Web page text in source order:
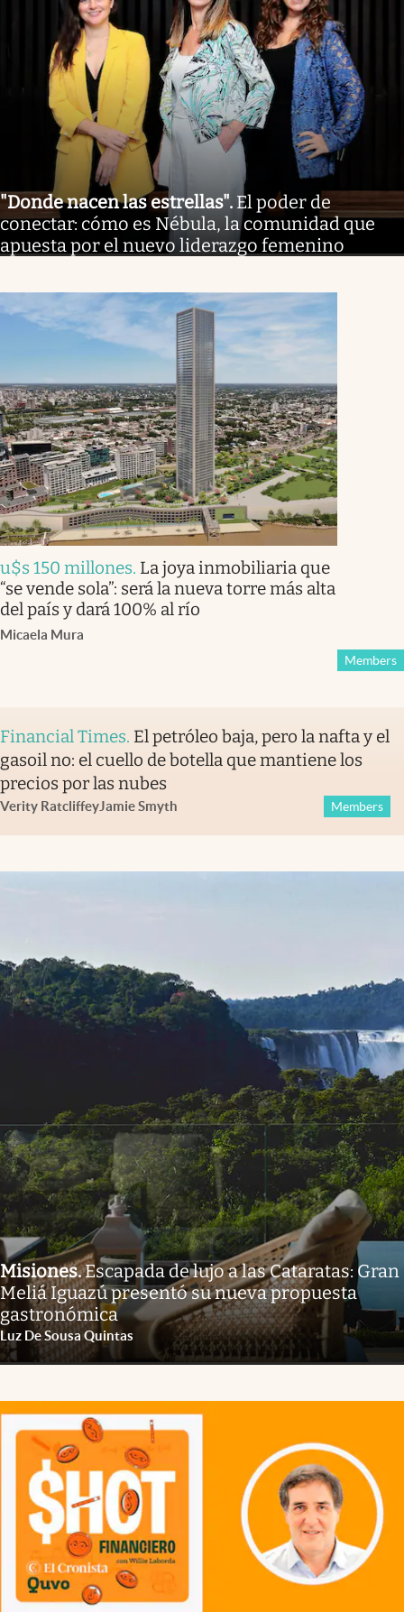
"Donde nacen las estrellas". El poder de
conectar: cómo es Nébula, la comunidad que
apuesta por el nuevo liderazgo femenino
u$s 150 millones. La joya inmobiliaria que
“se vende sola”: será la nueva torre más alta
del país y dará 100% al río
Micaela Mura
Members
Financial Times. El petróleo baja, pero la nafta y el
gasoil no: el cuello de botella que mantiene los
precios por las nubes
Verity RatcliffeyJamie Smyth Members
Misiones.Escapada de lujo a las Cataratas: Gran
Meliá Iguazú presentó su nueva propuesta
gastronómica
Luz De Sousa Quintas